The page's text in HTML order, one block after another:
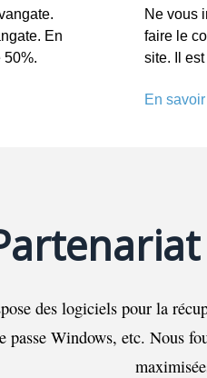
En
50%.
Ne vous
faire le
site. Il
En
des logiciels pour la
passe Windows, etc. Nous